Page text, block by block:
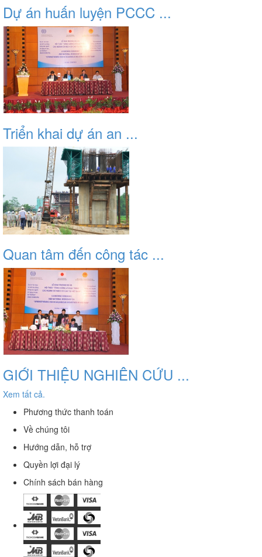
Dự án huấn luyện PCCC ...
Triển khai dự án an ...
Quan tâm đến công tác ...
GIỚI THIỆU NGHIÊN CỨU ...
Xem tất cả.
Phương thức thanh toán
Về chúng tôi
Hướng dẫn, hỗ trợ
Quyền lợi đại lý
Chính sách bán hàng